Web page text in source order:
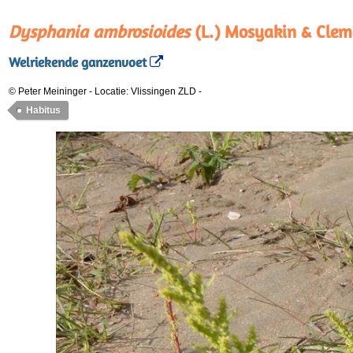
Dysphania ambrosioides(L.) Mosyakin &
Welriekende ganzenvoet
© Peter Meininger - Locatie: Vlissingen ZLD -
Habitus